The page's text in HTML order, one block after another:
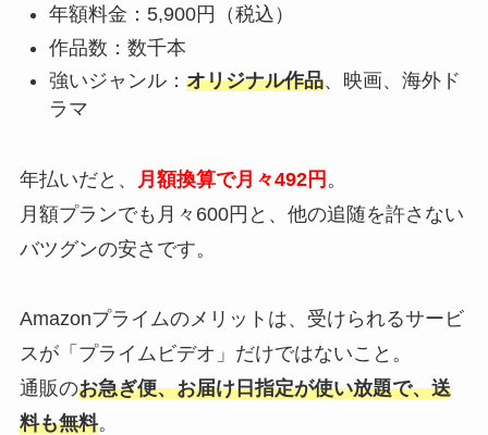
年額料金：5,900円（税込）
作品数：数千本
強いジャンル： オリジナル作品、映画、海外ド
ラマ
年払いだと、 月額換算で月々492円 。
月額プランでも月々600円と、他の追随を許さない
バツグンの安さです。
Amazonプライムのメリットは、受けられるサービ
スが「プライムビデオ」だけではないこと。
通販のお急ぎ便、お届け日指定が使い放題で、送
料も無料。